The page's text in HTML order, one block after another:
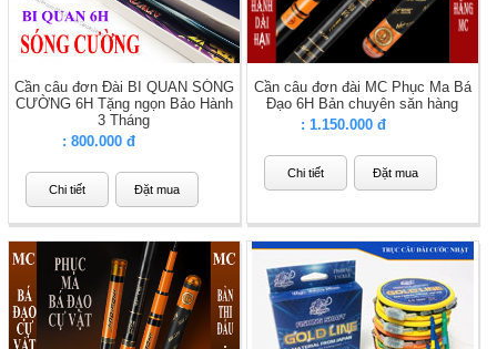
Cần câu đơn Đài BI QUAN SÓNG
CƯỜNG 6H Tặng ngọn Bảo Hành
3 Tháng
: 800.000 đ
Chi tiết Đặt mua
Cần câu đơn đài MC Phục Ma Bá
Đạo 6H Bản chuyên săn hàng
: 1.150.000 đ
Chi tiết Đặt mua